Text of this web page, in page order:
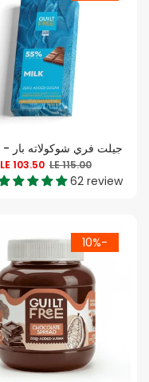
LE 115.00
LE 103.50
62 review
-10%